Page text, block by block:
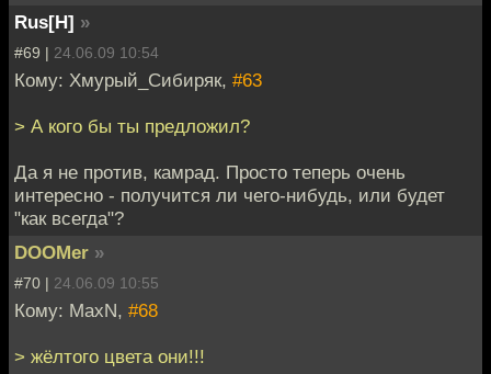
Rus[H] »
#69 | 24.06.09 10:54
Кому: Хмурый_Сибиряк, #63
> А кого бы ты предложил?
Да я не против, камрад. Просто теперь очень
интересно - получится ли чего-нибудь, или будет
"как всегда"?
DOOMer »
#70 | 24.06.09 10:55
Кому: MaxN, #68
> жёлтого цвета они!!!